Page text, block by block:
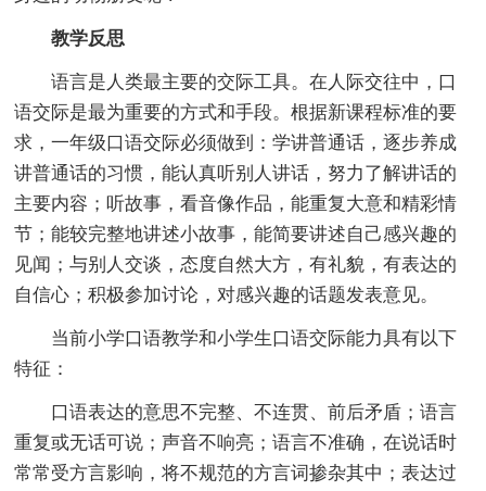
教学反思
语言是人类最主要的交际工具。在人际交往中，口
语交际是最为重要的方式和手段。根据新课程标准的要
求，一年级口语交际必须做到：学讲普通话，逐步养成
讲普通话的习惯，能认真听别人讲话，努力了解讲话的
主要内容；听故事，看音像作品，能重复大意和精彩情
节；能较完整地讲述小故事，能简要讲述自己感兴趣的
见闻；与别人交谈，态度自然大方，有礼貌，有表达的
自信心；积极参加讨论，对感兴趣的话题发表意见。
当前小学口语教学和小学生口语交际能力具有以下
特征：
口语表达的意思不完整、不连贯、前后矛盾；语言
重复或无话可说；声音不响亮；语言不准确，在说话时
常常受方言影响，将不规范的方言词掺杂其中；表达过